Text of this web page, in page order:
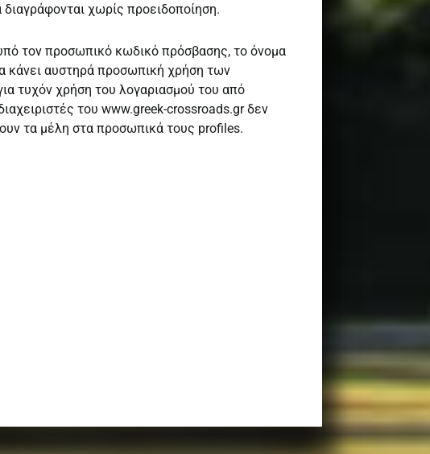
χωρίς προειδοποίηση.
τον προσωπικό κωδικό πρόσβασης, το όνομα
κάνει αυστηρά προσωπική χρήση των
τυχόν χρήση του λογαριασμού του από
του www.greek-crossroads.gr δεν
τα μέλη στα προσωπικά τους profiles.